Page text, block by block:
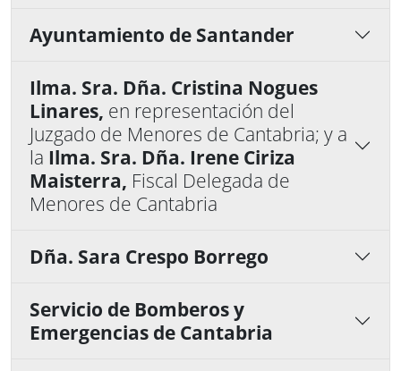
Ayuntamiento de Santander
Ilma. Sra. Dña. Cristina Nogues
Linares, en representación del
Juzgado de Menores de Cantabria; y a
la Ilma. Sra. Dña. Irene Ciriza
Maisterra, Fiscal Delegada de
Menores de Cantabria
Dña. Sara Crespo Borrego
Servicio de Bomberos y
Emergencias de Cantabria